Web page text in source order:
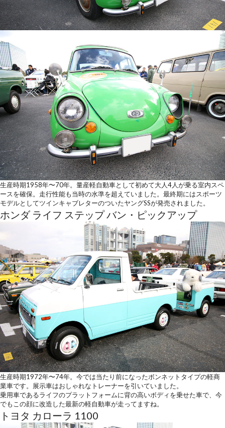
生産時期1958年〜70年。量産軽自動車として初めて大人4人が乗る室内スペ
ースを確保。走行性能も当時の水準を超えていました。最終期にはスポーツ
モデルとしてツインキャブレターのついたヤングSSが発売されました。
ホンダ ライフ ステップ バン・ピックアップ
生産時期1972年〜74年。今では当たり前になったボンネットタイプの軽商
業車です。展示車はおしゃれなトレーナーを引いていました。
乗用車であるライフのプラットフォームに背の高いボディを乗せた車で、今
でもこの顔に改造した最新の軽自動車が走ってますね。
トヨタ カローラ 1100